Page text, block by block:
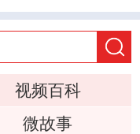
视频百科
微故事